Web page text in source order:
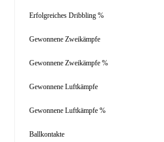
Erfolgreiches Dribbling %
Gewonnene Zweikämpfe
Gewonnene Zweikämpfe %
Gewonnene Luftkämpfe
Gewonnene Luftkämpfe %
Ballkontakte